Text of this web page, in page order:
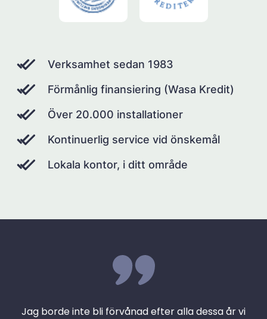
Verksamhet sedan 1983
Förmånlig finansiering (Wasa Kredit)
Över 20.000 installationer
Kontinuerlig service vid önskemål
Lokala kontor, i ditt område
Jag borde inte bli förvånad efter alla dessa år vi